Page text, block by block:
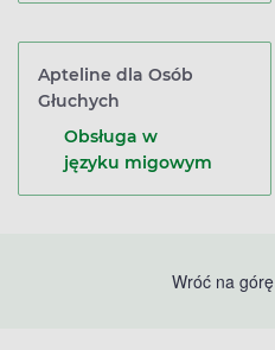
Apteline dla Osób
Głuchych
Obsługa w
języku migowym
Wróć na górę